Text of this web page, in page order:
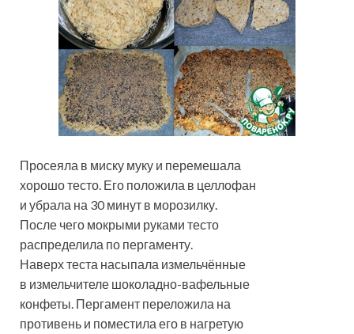
Просеяла в миску муку и перемешала
хорошо тесто. Его положила в целлофан
и убрала на 30 минут в морозилку.
После чего мокрыми руками тесто
распределила по пергаменту.
Наверх теста насыпала измельчённые
в измельчителе шоколадно-вафельные
конфеты. Пергамент переложила на
противень и поместила его в нагретую